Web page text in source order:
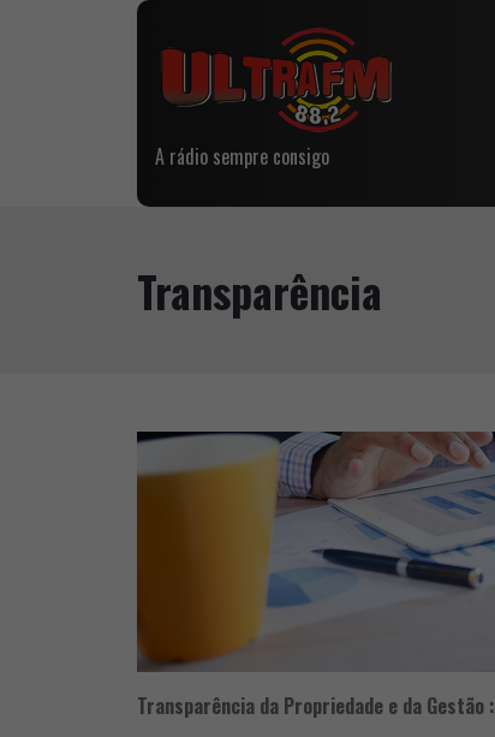
A rádio sempre consigo
Transparência
Transparência da Propriedade e da Gestão :